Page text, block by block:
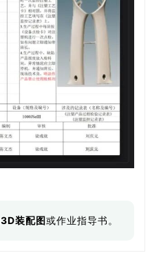
3D装配图或作业指导书。